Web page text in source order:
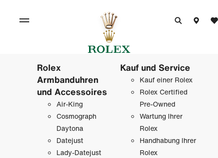
Rolex
Armbanduhren
und Accessoires
Air-King
Cosmograph
Daytona
Datejust
Lady-Datejust
Kauf und Service
Kauf einer Rolex
Rolex Certified
Pre-Owned
Wartung Ihrer
Rolex
Handhabung Ihrer
Rolex